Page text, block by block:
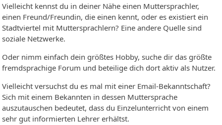
Vielleicht kennst du in deiner Nähe einen Muttersprachler,
einen Freund/Freundin, die einen kennt, oder es existiert ein
Stadtviertel mit Muttersprachlern? Eine andere Quelle sind
soziale Netzwerke.
Oder nimm einfach dein größtes Hobby, suche dir das größte
fremdsprachige Forum und beteilige dich dort aktiv als Nutzer.
Vielleicht versuchst du es mal mit einer Email-Bekanntschaft?
Sich mit einem Bekannten in dessen Muttersprache
auszutauschen bedeutet, dass du Einzelunterricht von einem
sehr gut informierten Lehrer erhältst.